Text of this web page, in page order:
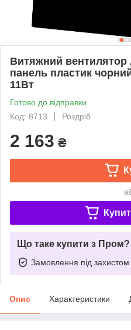
Витяжний вентилятор
панель пластик
11Вт
Готово до відправки
Код: 8713
Роздріб
2 163 ₴
Що таке купити з Пром?
Замовлення під захистом
Опис Характеристики